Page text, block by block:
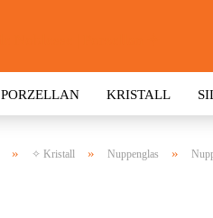
PORZELLAN KRISTALL
» ✧ Kristall » Nuppenglas »